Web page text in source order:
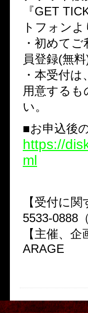
『GET
トフォンよ
・初めて
員登録(無
・本受付
用意する
い。
■お申込後
https://
ml
【受付に
5533-0888
【主催、
ARAGE